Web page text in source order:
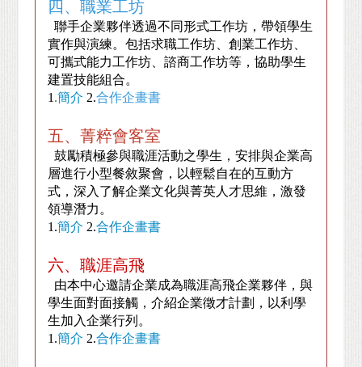
四、職業工坊
聯手企業夥伴透過不同形式工作坊，帶領學生
實作與演練。包括求職工作坊、創業工作坊、
可攜式能力工作坊、諮商工作坊等，協助學生
建置技能組合。
1 .簡介 2.合作企畫書
五、菁粹會客室
鼓勵積極參與職涯活動之學生，安排與企業高
層進行小型餐敘聚會，以輕鬆自在的互動方
式，深入了解企業文化與菁英人才思維，激發
領導潛力。
1.簡介 2.合作企畫書
六、職涯高飛
由本中心邀請企業成為職涯高飛企業夥伴，與
學生面對面接觸，介紹企業徵才計劃，以利學
生加入企業行列。
1.簡介 2.合作企畫書